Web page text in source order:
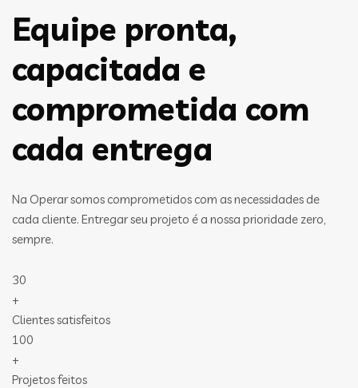
Equipe pronta,
capacitada e
comprometida com
cada entrega
Na Operar somos comprometidos com as necessidades de
cada cliente. Entregar seu projeto é a nossa prioridade zero,
sempre.
30
+
Clientes satisfeitos
100
+
Projetos feitos